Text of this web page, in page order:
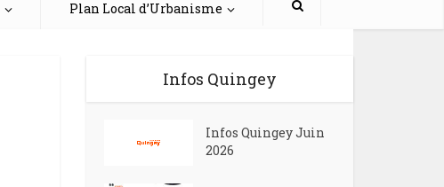
Plan Local d’Urbanisme
Infos Quingey
Infos Quingey Juin
2026